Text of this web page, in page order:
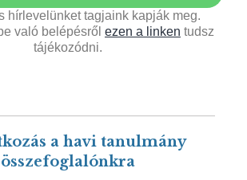
hírlevelünket tagjaink kapják meg.
való belépésről ezen a linken tudsz
tájékozódni.
a havi tanulmány
összefoglalónkra